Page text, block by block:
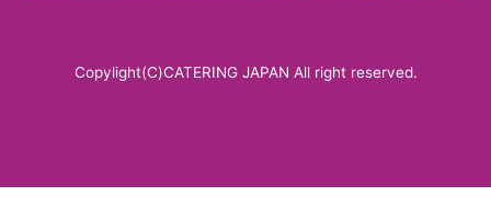
Copylight(C)CATERING JAPAN All right reserved.